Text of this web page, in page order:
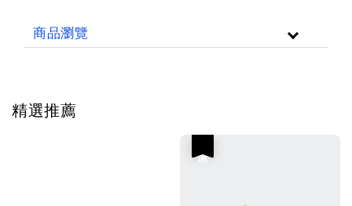
商品瀏覽
精選推薦